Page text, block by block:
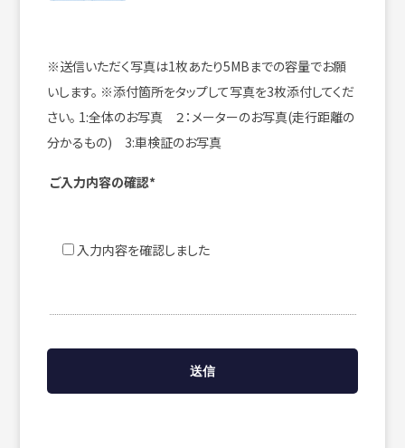
※送信いただく写真は1枚あたり5MBまでの容量でお願
いします。 ※添付箇所をタップして写真を3枚添付してくだ
さい。 1:全体のお写真 ２：メーターのお写真(走行距離の
分かるもの) 3:車検証のお写真
ご入力内容の確認*
入力内容を確認しました